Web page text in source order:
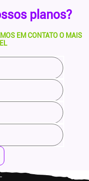
planos?
EM CONTATO O MAIS